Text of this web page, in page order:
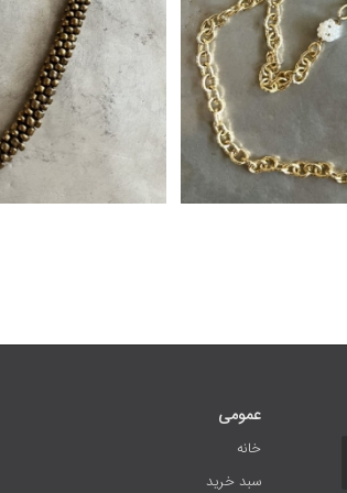
عمومی
خانه
سبد خرید